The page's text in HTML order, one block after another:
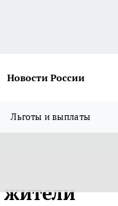
Новости России
Льготы и выплаты
жители